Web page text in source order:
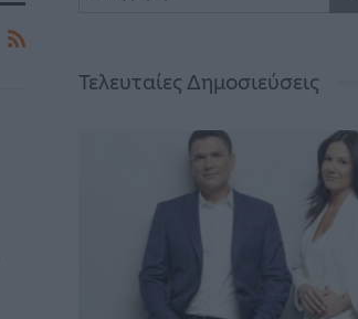
Τελευταίες Δημοσιεύσεις